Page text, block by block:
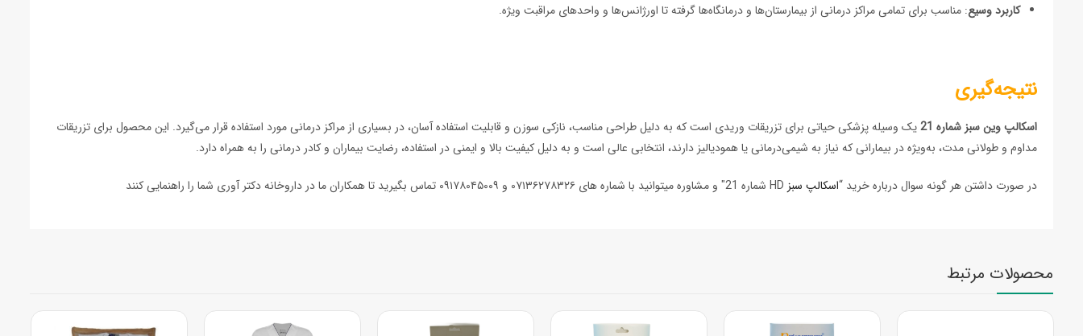
کاربرد وسیع: مناسب برای تمامی مراکز درمانی از بیمارستان‌ها و درمانگاه‌ها گرفته تا اورژانس‌ها و واحدهای مراقبت ویژه.
نتیجه‌گیری
اسکالپ وین سبز شماره 21
یک وسیله پزشکی حیاتی برای تزریقات وریدی است که به دلیل طراحی مناسب، نازکی سوزن و قابلیت استفاده آسان، در بسیاری از مراکز درمانی مورد استفاده قرار می‌گیرد. این محصول برای تزریقات
مداوم و طولانی مدت، به‌ویژه در بیمارانی که نیاز به شیمی‌درمانی یا همودیالیز دارند، انتخابی عالی است و به دلیل کیفیت بالا و ایمنی در استفاده، رضایت بیماران و کادر درمانی را به همراه دارد.
در صورت داشتن هر گونه سوال درباره خرید “اسکالپ سبز
محصولات مرتبط